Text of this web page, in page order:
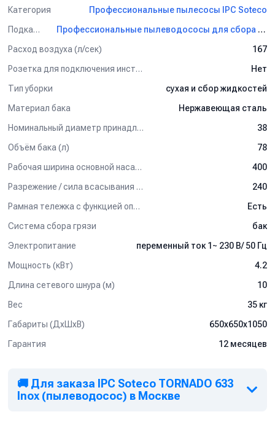
- Насадка для сухого мусора.
- Насадка для сбора жидкостей.
- Щелевая насадка.
Применение:
Интенсивная уборка в течение рабочего дня в автосервисе, на
строительном складе.
Категория
Профессиональные пылесосы IPC Soteco
Подкатегория
Профессиональные пылеводососы для сбора сухой и жидкой грязи IPC Soteco
Расход воздуха (л/сек)
167
Розетка для подключения инструмента
Нет
Тип уборки
сухая и сбор жидкостей
Материал бака
Нержавеющая сталь
Номинальный диаметр принадлежностей (мм)
38
Объём бака (л)
78
Рабочая ширина основной насадки (мм)
400
Разрежение / сила всасывания (мбар)
240
Рамная тележка с функцией опрокидывания бака
Есть
Система сбора грязи
бак
Электропитание
переменный ток 1~ 230 В/ 50 Гц
Мощность (кВт)
4.2
Длина сетевого шнура (м)
10
Вес
35 кг
Габариты (ДхШхВ)
650х650х1050
Гарантия
12 месяцев
🚚 Для заказа IPC Soteco TORNADO 633
Inox (пылеводосос) в Москве